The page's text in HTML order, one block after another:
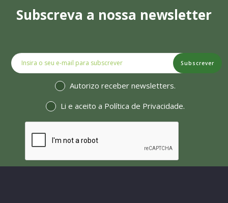
Subscreva a nossa newsletter
Subscrever
Autorizo receber newsletters.
Li e aceito a Política de Privacidade.